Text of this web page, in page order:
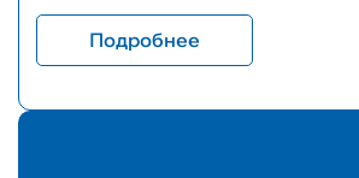
Подробнее